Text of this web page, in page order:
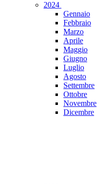
2024
Gennaio
Febbraio
Marzo
Aprile
Maggio
Giugno
Luglio
Agosto
Settembre
Ottobre
Novembre
Dicembre